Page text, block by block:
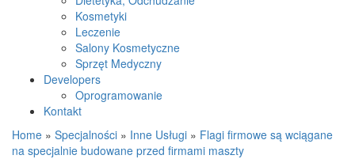
Kosmetyki
Leczenie
Salony Kosmetyczne
Sprzęt Medyczny
Developers
Oprogramowanie
Kontakt
Home » Specjalności » Inne Usługi » Flagi firmowe są wciągane
na specjalnie budowane przed firmami maszty